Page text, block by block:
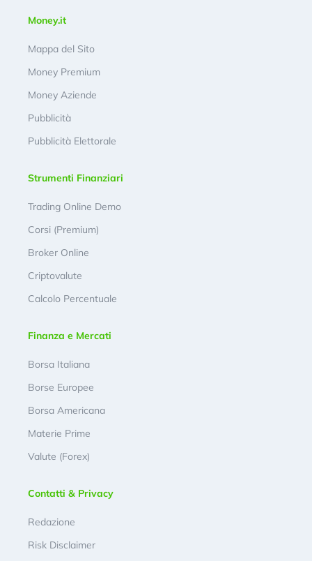
Money.it
Mappa del Sito
Money Premium
Money Aziende
Pubblicità
Pubblicità Elettorale
Strumenti Finanziari
Trading Online Demo
Corsi (Premium)
Broker Online
Criptovalute
Calcolo Percentuale
Finanza e Mercati
Borsa Italiana
Borse Europee
Borsa Americana
Materie Prime
Valute (Forex)
Contatti & Privacy
Redazione
Risk Disclaimer